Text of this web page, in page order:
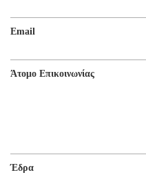
Email
Άτομο Επικοινωνίας
Έδρα